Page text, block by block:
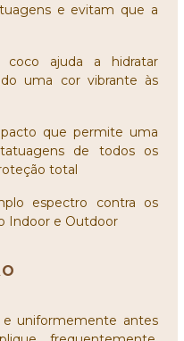
e evitam que a
ajuda a hidratar
uma cor vibrante às
que permite uma
de todos os
total
espectro contra os
Indoor e Outdoor
uniformemente antes